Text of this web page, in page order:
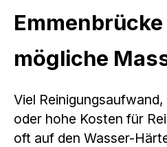
mögliche
Viel
oder hohe Kosten für
oft auf den Wasser-